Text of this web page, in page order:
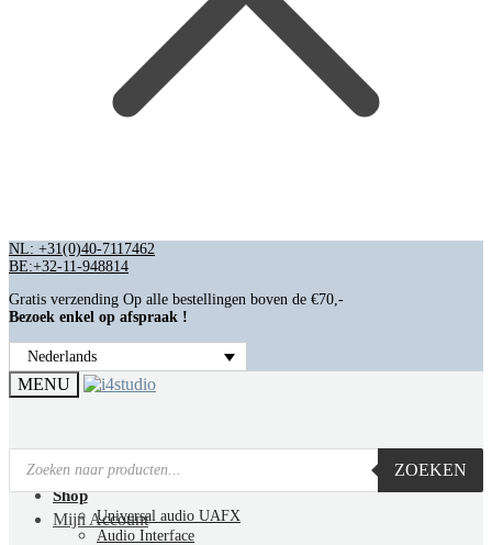
NL: +31(0)40-7117462
BE:+32-11-948814
Gratis verzending Op alle bestellingen boven de €70,-
Bezoek enkel op afspraak !
Nederlands
MENU
ZOEKEN
Mijn Account
Home
Shop
Universal audio UAFX
Audio Interface